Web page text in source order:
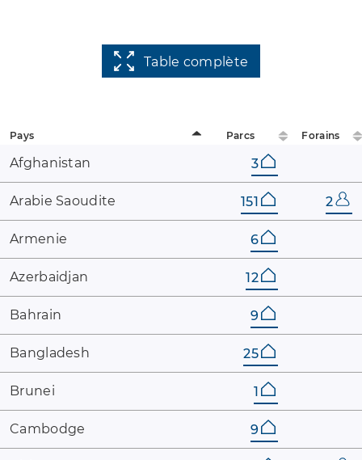
Table complète
Pays Parcs Forains
Afghanistan 3
Arabie ​Saoudite 151 2
Armenie 6
Azerbaidjan 12
Bahrain 9
Bangladesh 25
Brunei 1
Cambodge 9